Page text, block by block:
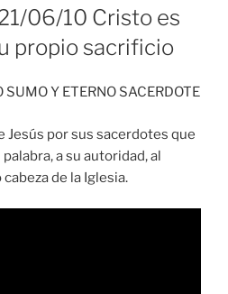
06/10 Cristo es
propio sacrificio
SUMO Y ETERNO SACERDOTE
Jesús por sus sacerdotes que
a su autoridad, al
de la Iglesia.